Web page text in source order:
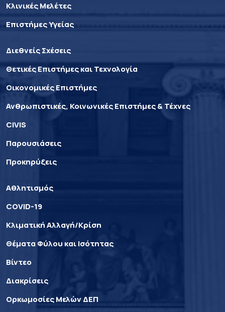
Κλινικές Μελέτες
Επιστήμες Υγείας
Διεθνείς Σχέσεις
Θετικές Επιστήμες και Τεχνολογία
Οικονομικές Επιστήμες
Ανθρωπιστικές, Κοινωνικές Επιστήμες & Τέχνες
CIVIS
Παρουσιάσεις
Προκηρύξεις
Αθλητισμός
COVID-19
Κλιματική Αλλαγή/Κρίση
Θέματα Φύλου και Ισότητας
Βίντεο
Διακρίσεις
Ορκωμοσίες Μελών ΔΕΠ